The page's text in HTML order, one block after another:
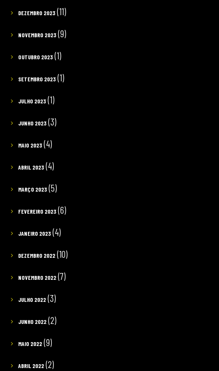
DEZEMBRO 2023(11)
NOVEMBRO 2023(9)
OUTUBRO 2023(1)
SETEMBRO 2023(1)
JULHO 2023(1)
JUNHO 2023(3)
MAIO 2023(4)
ABRIL 2023(4)
MARÇO 2023(5)
FEVEREIRO 2023(6)
JANEIRO 2023(4)
DEZEMBRO 2022(10)
NOVEMBRO 2022(7)
JULHO 2022(3)
JUNHO 2022(2)
MAIO 2022(9)
ABRIL 2022(2)